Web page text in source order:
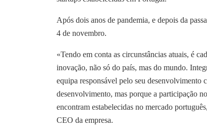
Após dois anos de pandemia, e depois da
4 de novembro.
«Tendo em conta as circunstâncias atuais, é
inovação, não só do país, mas do mundo.
equipa responsável pelo seu desenvolvimento
desenvolvimento, mas porque a participação
encontram estabelecidas no mercado
CEO da empresa.